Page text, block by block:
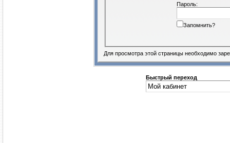
Пароль:
Запомнить?
Для просмотра этой страницы необходимо
Быстрый переход